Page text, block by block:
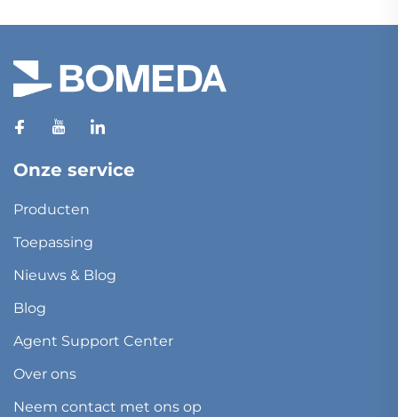
Onze service
Producten
Toepassing
Nieuws & Blog
Blog
Agent Support Center
Over ons
Neem contact met ons op